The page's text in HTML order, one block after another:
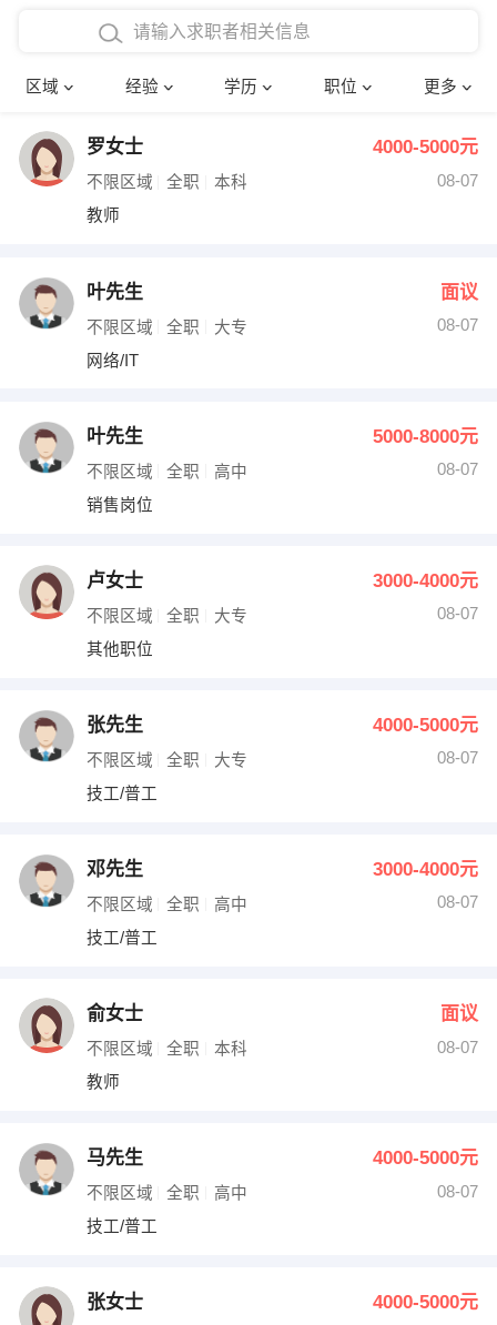
区域 经验 学历 职位 更多
在校学生工作经验
四年以上工作经验
五年以上工作经验
博士
文员 护士
财务会计
网络IT
收银员
水电/机修
编辑 法律
其他职位
确定
罗女士 4000-5000元
不限区域 全职 本科
08-07
教师
叶先生 面议
不限区域 全职 大专
08-07
网络/IT
叶先生 5000-8000元
不限区域 全职 高中
08-07
销售岗位
卢女士 3000-4000元
不限区域 全职 大专
08-07
其他职位
张先生 4000-5000元
不限区域 全职 大专
08-07
技工/普工
邓先生 3000-4000元
不限区域 全职 高中
08-07
技工/普工
俞女士 面议
不限区域 全职 本科
08-07
教师
马先生 4000-5000元
不限区域 全职 高中
08-07
技工/普工
张女士 4000-5000元